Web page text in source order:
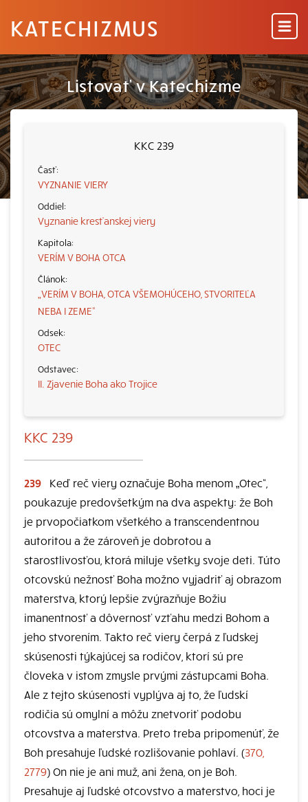
KATECHIZMUS
Listovať v Katechizme
KKC 239
VYZNANIE VIERY
Vyznanie kresťanskej viery
VERÍM V BOHA OTCA
„VERÍM V BOHA, OTCA VŠEMOHÚCEHO, STVORITEĽA
NEBA I ZEME“
OTEC
II. Zjavenie Boha ako Trojice
KKC 239
239
Keď reč viery označuje Boha menom „Otec“,
poukazuje predovšetkým na dva aspekty: že Boh
je prvopočiatkom všetkého a transcendentnou
autoritou a že zároveň je dobrotou a
starostlivosťou, ktorá miluje všetky svoje deti. Túto
otcovskú nežnosť Boha možno vyjadriť aj obrazom
materstva, ktorý lepšie zvýrazňuje Božiu
imanentnosť a dôvernosť vzťahu medzi Bohom a
jeho stvorením. Takto reč viery čerpá z ľudskej
skúsenosti týkajúcej sa rodičov, ktorí sú pre
človeka v istom zmysle prvými zástupcami Boha.
Ale z tejto skúsenosti vyplýva aj to, že ľudskí
rodičia sú omylní a môžu znetvoriť podobu
otcovstva a materstva. Preto treba pripomenúť, že
Boh presahuje ľudské rozlišovanie pohlaví. (370,
2779) On nie je ani muž, ani žena, on je Boh.
Presahuje aj ľudské otcovstvo a materstvo, hoci je